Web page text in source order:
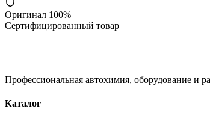
Оригинал 100%
Сертифицированный товар
Профессиональная автохимия, оборудование и
Каталог